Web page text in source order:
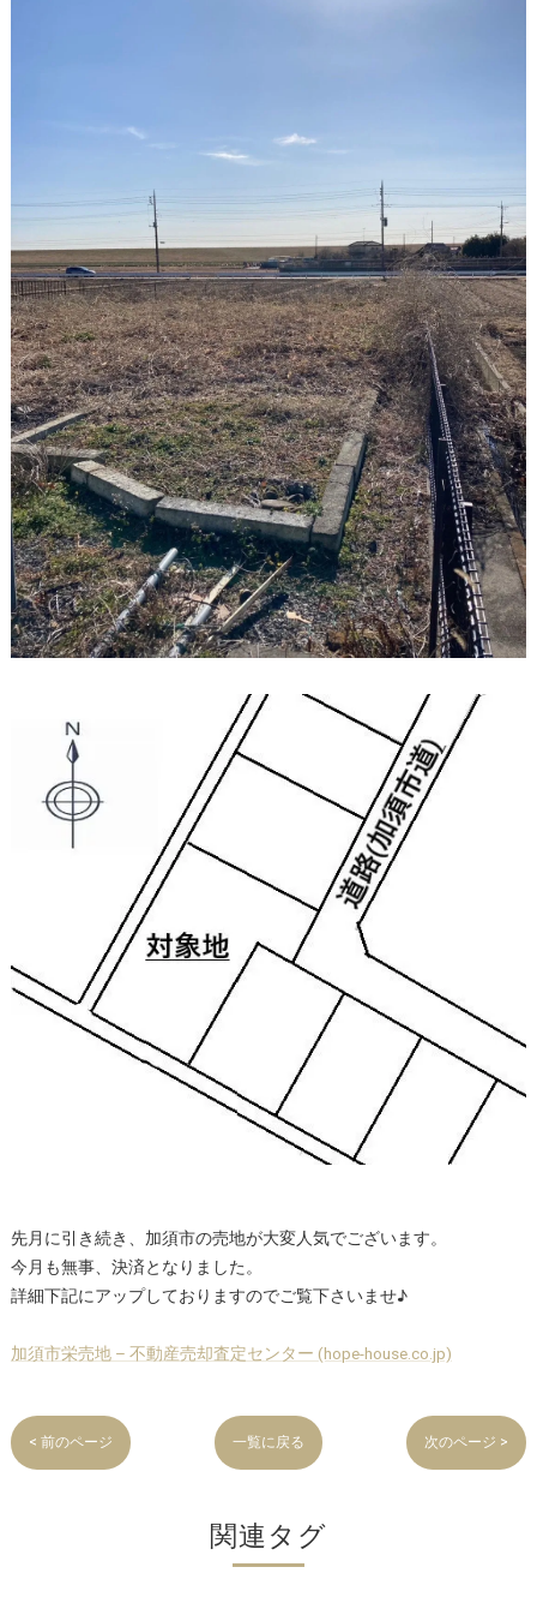
先月に引き続き、加須市の売地が大変人気でございます。
今月も無事、決済となりました。
詳細下記にアップしておりますのでご覧下さいませ♪
加須市栄売地 – 不動産売却査定センター (hope-house.co.jp)
< 前のページ 一覧に戻る 次のページ >
関連タグ